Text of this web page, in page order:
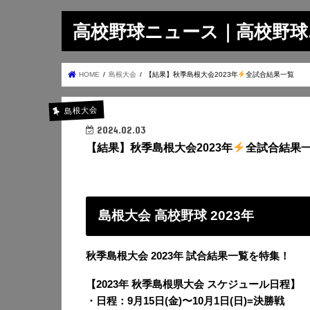
高校野球ニュース｜高校野
HOME 島根大会 【結果】秋季島根大会2023年 全試合結果一覧
島根大会
2024.02.03
【結果】秋季島根大会2023年 全試合結果
島根大会 高校野球 2023年
秋季島根大会 2023年 試合結果一覧を特集！
【2023年 秋季島根県大会 スケジュール日程】
・日程：9月15日(金)〜10月1日(日)=決勝戦